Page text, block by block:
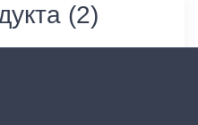
(2)